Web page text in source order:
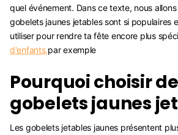
quel événement. Dans ce texte, nous
gobelets jaunes jetables sont si populaires
utiliser pour rendre ta fête encore plus
d'enfants,par exemple
Pourquoi choisir
gobelets jaunes
Les gobelets jetables jaunes présentent